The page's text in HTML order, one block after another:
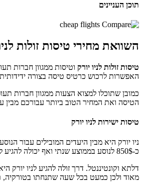
תוכן העניינים
השוואת מחירי טיסות זולות
טיסות זולות לניו יורק וטיסות ממגוון חברות
האפשרות לרכוש כרטיס טיסה בצורה
כמובן שתוכלו למצוא הצעות ממגוון חברות
הטיסה ואת המחיר הטוב ביותר עבורכם מבין
טיסות ישירות לניו יורק
ניו יורק היא מבין היעדים המובילים עבור
כ-850$ לנוסע בממוצע שנתי ואף יכולה להגיע לעלות של 1400$ ואף יותר עם חברות אמריקאיות כגון
דלתא וקונטיננטל. דרך זולה להגיע לניו
מאוד ולכן כמעט בכל שעה שתנחתו